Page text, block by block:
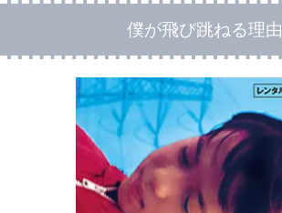
僕が飛び跳ねる理由